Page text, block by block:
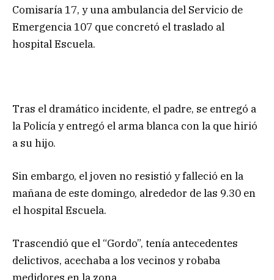
Comisaría 17, y una ambulancia del Servicio de
Emergencia 107 que concretó el traslado al
hospital Escuela.
Tras el dramático incidente, el padre, se entregó a
la Policía y entregó el arma blanca con la que hirió
a su hijo.
Sin embargo, el joven no resistió y falleció en la
mañana de este domingo, alrededor de las 9.30 en
el hospital Escuela.
Trascendió que el “Gordo”, tenía antecedentes
delictivos, acechaba a los vecinos y robaba